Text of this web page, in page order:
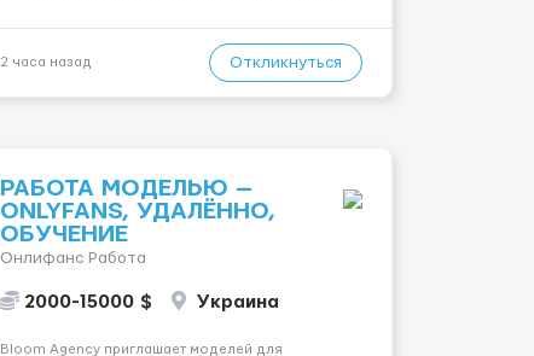
459 567 59...
2 часа назад Откликнуться
РАБОТА МОДЕЛЬЮ —
ONLYFANS, УДАЛЁННО,
ОБУЧЕНИЕ
Онлифанс Работа
2000-15000 $ Украина
Bloom Agency приглашает моделей для